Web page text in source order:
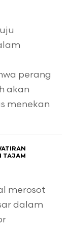
perang
akan
menekan
TAJAM
merosot
dalam